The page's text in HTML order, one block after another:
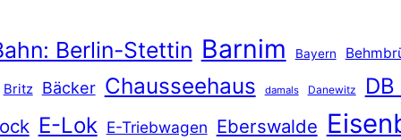
Berlin-Stettin Barnim Bayern
Britz Bäcker Chausseehaus damals Danewitz DB
E-Lok E-Triebwagen Eberswalde